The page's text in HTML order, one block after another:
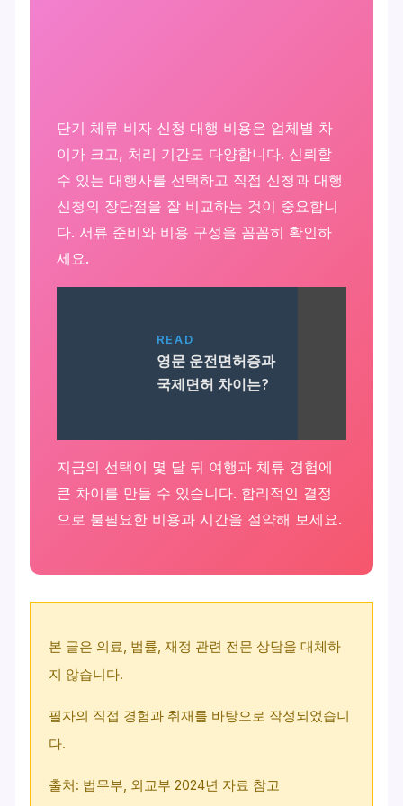
단기 체류 비자 신청 대행 비용은 업체별 차
이가 크고, 처리 기간도 다양합니다. 신뢰할
수 있는 대행사를 선택하고 직접 신청과 대행
신청의 장단점을 잘 비교하는 것이 중요합니
다. 서류 준비와 비용 구성을 꼼꼼히 확인하
세요.
READ
영문 운전면허증과
국제면허 차이는?
지금의 선택이 몇 달 뒤 여행과 체류 경험에
큰 차이를 만들 수 있습니다. 합리적인 결정
으로 불필요한 비용과 시간을 절약해 보세요.
본 글은 의료, 법률, 재정 관련 전문 상담을 대체하
지 않습니다.
필자의 직접 경험과 취재를 바탕으로 작성되었습니
다.
출처: 법무부, 외교부 2024년 자료 참고